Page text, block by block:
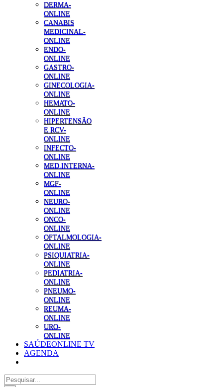
DERMA-
ONLINE
CANABIS
MEDICINAL-
ONLINE
ENDO-
ONLINE
GASTRO-
ONLINE
GINECOLOGIA-
ONLINE
HEMATO-
ONLINE
HIPERTENSÃO
E RCV-
ONLINE
INFECTO-
ONLINE
MED.INTERNA-
ONLINE
MGF-
ONLINE
NEURO-
ONLINE
ONCO-
ONLINE
OFTALMOLOGIA-
ONLINE
PSIQUIATRIA-
ONLINE
PEDIATRIA-
ONLINE
PNEUMO-
ONLINE
REUMA-
ONLINE
URO-
ONLINE
SAÚDEONLINE TV
AGENDA
Pesquisar